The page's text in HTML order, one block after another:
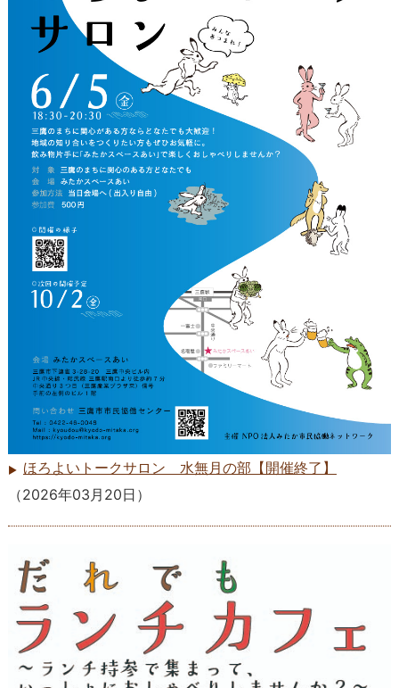
ほろよいトークサロン 水無月の部【開催終了】
（2026年03月20日 ）